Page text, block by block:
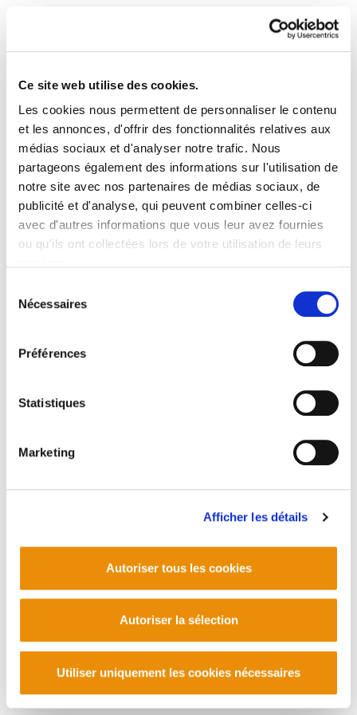
Ce site web utilise des cookies.
Les cookies nous permettent de personnaliser le contenu
et les annonces, d'offrir des fonctionnalités relatives aux
médias sociaux et d'analyser notre trafic. Nous
partageons également des informations sur l'utilisation de
notre site avec nos partenaires de médias sociaux, de
publicité et d'analyse, qui peuvent combiner celles-ci
avec d'autres informations que vous leur avez fournies
ou qu'ils ont collectées lors de votre utilisation de leurs
Nécessaires
Préférences
Statistiques
Marketing
Afficher les détails
Autoriser tous les cookies
Autoriser la sélection
Utiliser uniquement les cookies nécessaires
Sindikalgintza 441
Sindikalgintza 441.PDF 12.1 MB
PLAN DU SITE ACCESSIBILITÉ CONTACT
Manu Robles-Arangiz Institutua Fundazioa
Corderliers karrika 20 - 64100 Baiona -
Contact